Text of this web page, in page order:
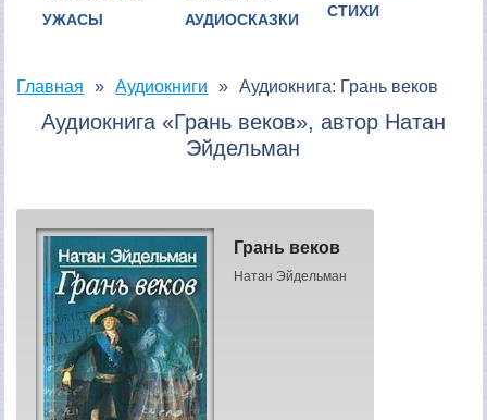
УЖАСЫ
АУДИОСКАЗКИ
СТИХИ
Главная Аудиокниги Аудиокнига: Грань веков
Аудиокнига «Грань веков», автор Натан
Эйдельман
Грань веков
Натан Эйдельман